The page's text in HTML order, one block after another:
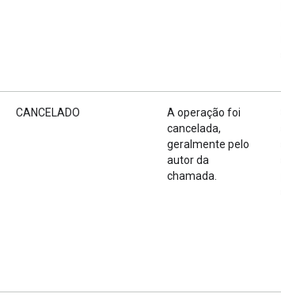
CANCELADO
A operação foi
cancelada,
geralmente pelo
autor da
chamada.